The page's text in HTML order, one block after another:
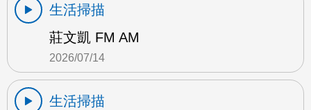
生活掃描
莊文凱 FM AM
2026/07/14
生活掃描